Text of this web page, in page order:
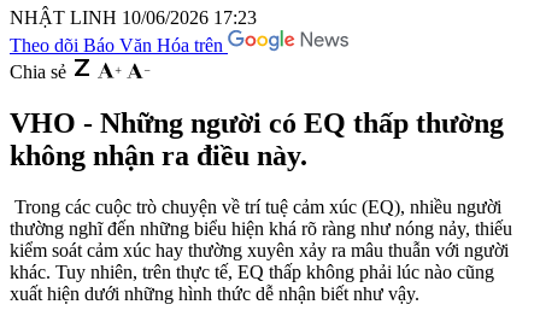
NHẬT LINH 10/06/2026 17:23
Theo dõi Báo Văn Hóa trên
Chia sẻ
VHO - Những người có EQ thấp thường
không nhận ra điều này.
Trong các cuộc trò chuyện về trí tuệ cảm xúc (EQ), nhiều người
thường nghĩ đến những biểu hiện khá rõ ràng như nóng nảy, thiếu
kiểm soát cảm xúc hay thường xuyên xảy ra mâu thuẫn với người
khác. Tuy nhiên, trên thực tế, EQ thấp không phải lúc nào cũng
xuất hiện dưới những hình thức dễ nhận biết như vậy.